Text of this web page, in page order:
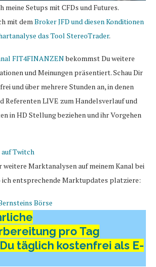
meine Setups mit CFDs und Futures.
mit demBroker JFD und diesen Konditionen
das Tool StereoTrader.
FIT4FINANZENbekommst Du weitere
und Meinungen präsentiert. Schau Dir
und über mehrere Stunden an, in denen
Referenten LIVE zum Handelsverlauf und
in HD Stellung beziehen und ihr Vorgehen
weitere Marktanalysen auf meinem Kanal bei
ich entsprechende Marktupdates platziere:
pro Tag
täglich kostenfrei als E-